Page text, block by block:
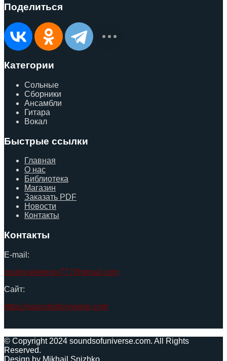
Поделиться
Категории
Сольные
Сборники
Ансамбли
Гитара
Вокал
Быстрые ссылки
Главная
О нас
Библиотека
Магазин
Заказать PDF
Новости
Контакты
Контакты
E-mail:
zvukivselennoy777@gmail.com
Сайт:
https://soundsofuniverse.com
© Copyright 2024 soundsofuniverse.com. All Rights
Reserved.
Design by Mikhail Snizhko